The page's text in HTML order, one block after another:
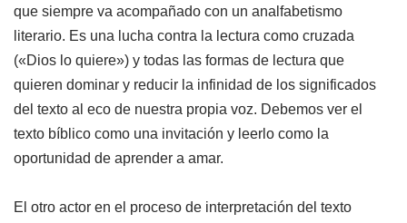
que siempre va acompañado con un analfabetismo
literario. Es una lucha contra la lectura como cruzada
(«Dios lo quiere») y todas las formas de lectura que
quieren dominar y reducir la infinidad de los significados
del texto al eco de nuestra propia voz. Debemos ver el
texto bíblico como una invitación y leerlo como la
oportunidad de aprender a amar.
El otro actor en el proceso de interpretación del texto